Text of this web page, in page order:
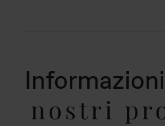
nostri